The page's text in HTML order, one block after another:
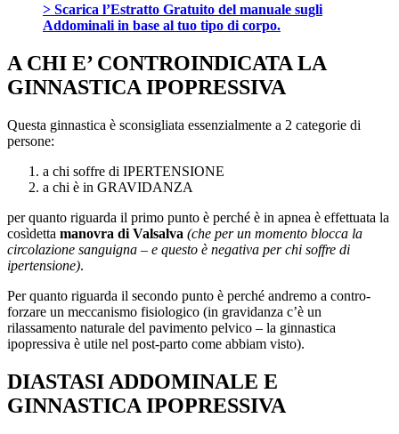
> Scarica l’Estratto Gratuito del manuale sugli
Addominali in base al tuo tipo di corpo.
A CHI E’ CONTROINDICATA LA
GINNASTICA IPOPRESSIVA
Questa ginnastica è sconsigliata essenzialmente a 2 categorie di
persone:
a chi soffre di IPERTENSIONE
a chi è in GRAVIDANZA
per quanto riguarda il primo punto è perché è in apnea è effettuata la
cosìdetta manovra di Valsalva (che per un momento blocca la
circolazione sanguigna – e questo è negativa per chi soffre di
ipertensione).
Per quanto riguarda il secondo punto è perché andremo a contro-
forzare un meccanismo fisiologico (in gravidanza c’è un
rilassamento naturale del pavimento pelvico – la ginnastica
ipopressiva è utile nel post-parto come abbiam visto).
DIASTASI ADDOMINALE E
GINNASTICA IPOPRESSIVA